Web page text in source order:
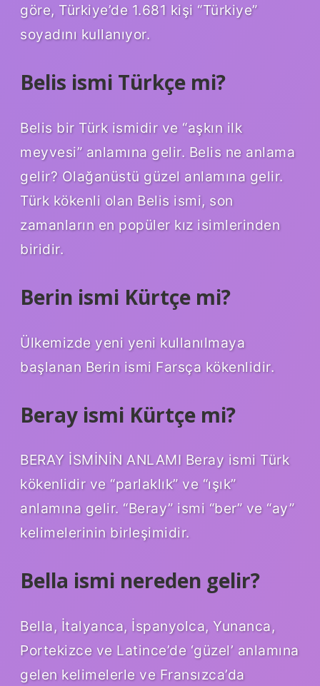
göre, Türkiye’de 1.681 kişi “Türkiye”
soyadını kullanıyor.
Belis ismi Türkçe mi?
Belis bir Türk ismidir ve “aşkın ilk
meyvesi” anlamına gelir. Belis ne anlama
gelir? Olağanüstü güzel anlamına gelir.
Türk kökenli olan Belis ismi, son
zamanların en popüler kız isimlerinden
biridir.
Berin ismi Kürtçe mi?
Ülkemizde yeni yeni kullanılmaya
başlanan Berin ismi Farsça kökenlidir.
Beray ismi Kürtçe mi?
BERAY İSMİNİN ANLAMI Beray ismi Türk
kökenlidir ve “parlaklık” ve “ışık”
anlamına gelir. “Beray” ismi “ber” ve “ay”
kelimelerinin birleşimidir.
Bella ismi nereden gelir?
Bella, İtalyanca, İspanyolca, Yunanca,
Portekizce ve Latince’de ‘güzel’ anlamına
gelen kelimelerle ve Fransızca’da